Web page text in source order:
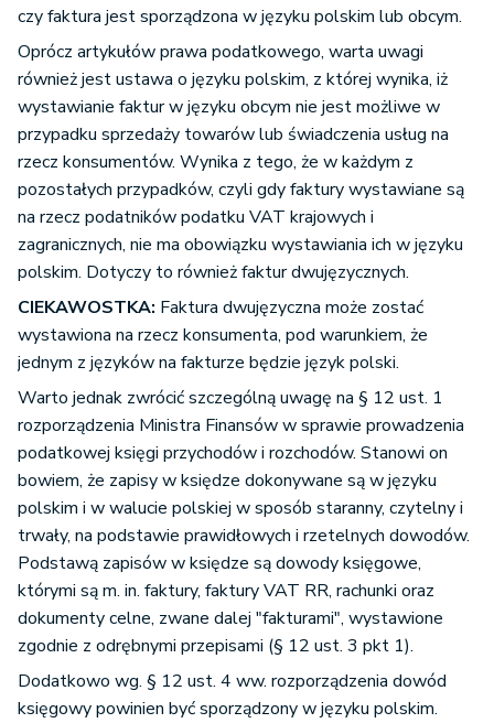
czy faktura jest sporządzona w języku polskim lub obcym.
Oprócz artykułów prawa podatkowego, warta uwagi
również jest ustawa o języku polskim, z której wynika, iż
wystawianie faktur w języku obcym nie jest możliwe w
przypadku sprzedaży towarów lub świadczenia usług na
rzecz konsumentów. Wynika z tego, że w każdym z
pozostałych przypadków, czyli gdy faktury wystawiane są
na rzecz podatników podatku VAT krajowych i
zagranicznych, nie ma obowiązku wystawiania ich w języku
polskim. Dotyczy to również faktur dwujęzycznych.
CIEKAWOSTKA: Faktura dwujęzyczna może zostać
wystawiona na rzecz konsumenta, pod warunkiem, że
jednym z języków na fakturze będzie język polski.
Warto jednak zwrócić szczególną uwagę na § 12 ust. 1
rozporządzenia Ministra Finansów w sprawie prowadzenia
podatkowej księgi przychodów i rozchodów. Stanowi on
bowiem, że zapisy w księdze dokonywane są w języku
polskim i w walucie polskiej w sposób staranny, czytelny i
trwały, na podstawie prawidłowych i rzetelnych dowodów.
Podstawą zapisów w księdze są dowody księgowe,
którymi są m. in. faktury, faktury VAT RR, rachunki oraz
dokumenty celne, zwane dalej "fakturami", wystawione
zgodnie z odrębnymi przepisami (§ 12 ust. 3 pkt 1).
Dodatkowo wg. § 12 ust. 4 ww. rozporządzenia dowód
księgowy powinien być sporządzony w języku polskim.